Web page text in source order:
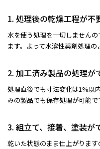
1. 処理後の乾燥工程が不
水を使う処理を一切しません
ます。よって水溶性薬剤処理の
2. 加工済み製品の処理が
処理直後でも寸法変化は1%以
みの製品でも保存処理が可能で
3. 組立て、接着、塗装が
乾いた状態のまま仕上がりま